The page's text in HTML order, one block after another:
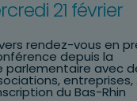
21 février
rendez-vous en
depuis la
parlementaire avec
entreprises,
du Bas-Rhin